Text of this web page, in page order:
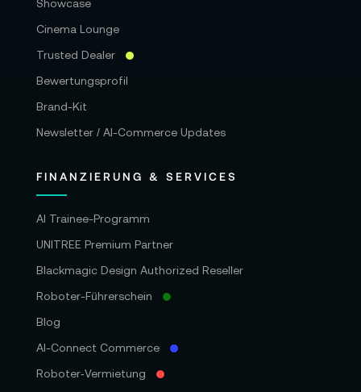
Showcase
Cinema Lounge
Trusted Dealer
Bewertungsprofil
Brand-Kit
Newsletter / AI-Commerce Updates
FINANZIERUNG & SERVICES
AI Trainee-Programm
UNITREE Premium Partner
Blackmagic Design Authorized Reseller
Roboter-Führerschein
Blog
AI-Connect Commerce
Roboter‑Vermietung